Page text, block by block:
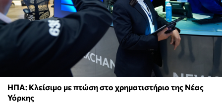
ΗΠΑ: Κλείσιμο με πτώση στο χρηματιστήριο της Νέας
Υόρκης